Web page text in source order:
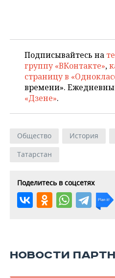
Подписывайтесь на
группу «ВКонтакте»,
страницу в
времени».
«Дзене».
Общество История
Татарстан
Поделитесь в соцсетях
НОВОСТИ